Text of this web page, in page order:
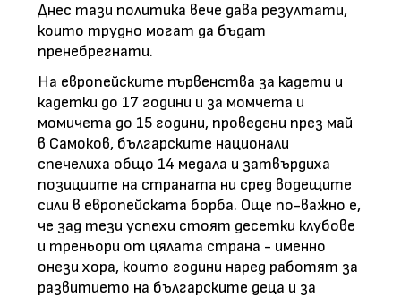
Днес тази политика вече дава резултати,
които трудно могат да бъдат
пренебрегнати.
На европейските първенства за кадети и
кадетки до 17 години и за момчета и
момичета до 15 години, проведени през май
в Самоков, българските национали
спечелиха общо 14 медала и затвърдиха
позициите на страната ни сред водещите
сили в европейската борба. Още по-важно е,
че зад тези успехи стоят десетки клубове
и треньори от цялата страна - именно
онези хора, които години наред работят за
развитието на българските деца и за